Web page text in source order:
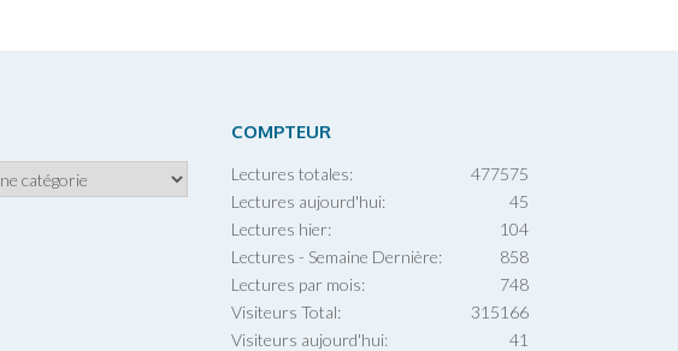
COMPTEUR
477575
Lectures totales:
45
Lectures aujourd'hui:
104
Lectures hier:
858
Lectures - Semaine Dernière:
748
Lectures par mois:
315166
Visiteurs Total:
41
Visiteurs aujourd'hui: